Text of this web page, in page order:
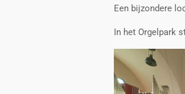
Een bijzondere
In het Orgelpark